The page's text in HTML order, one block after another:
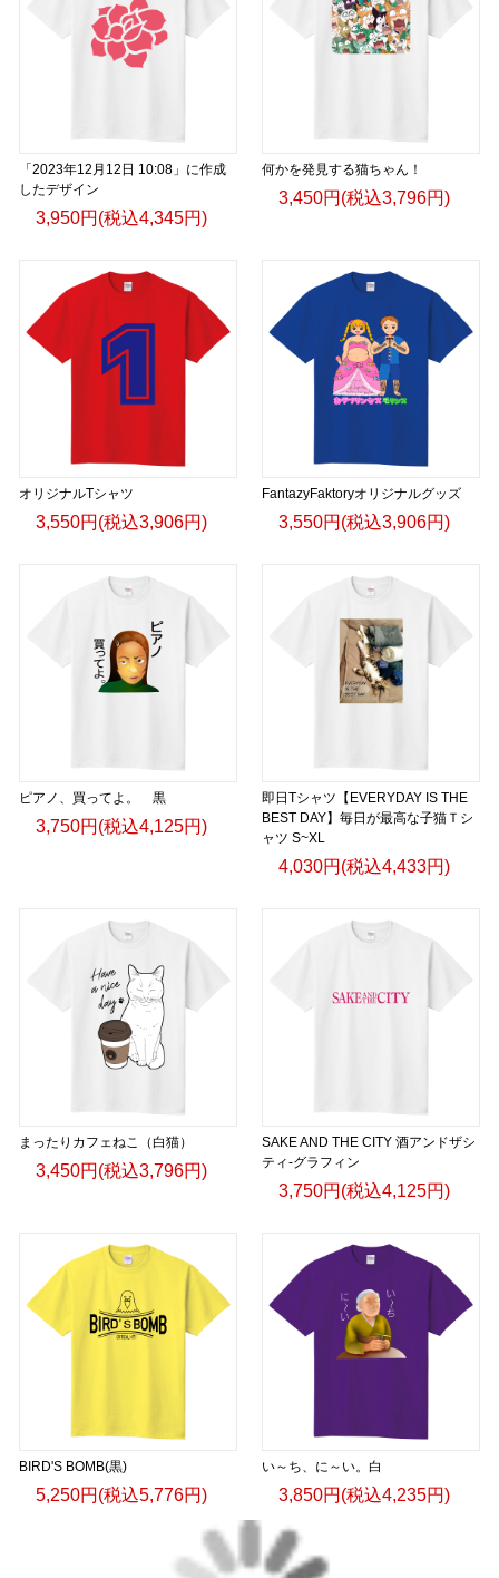
「2023年12月12日 10:08」に作成
したデザイン
3,950円(税込4,345円)
何かを発見する猫ちゃん！
3,450円(税込3,796円)
オリジナルTシャツ
3,550円(税込3,906円)
FantazyFaktoryオリジナルグッズ
3,550円(税込3,906円)
ピアノ、買ってよ。 黒
3,750円(税込4,125円)
即日Tシャツ【EVERYDAY IS THE
BEST DAY】毎日が最高な子猫Ｔシ
ャツ S~XL
4,030円(税込4,433円)
まったりカフェねこ（白猫）
3,450円(税込3,796円)
SAKE AND THE CITY 酒アンドザシ
ティ-グラフィン
3,750円(税込4,125円)
BIRD'S BOMB(黒)
5,250円(税込5,776円)
い～ち、に～い。白
3,850円(税込4,235円)